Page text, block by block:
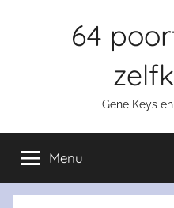
64
Gene Keys
Menu